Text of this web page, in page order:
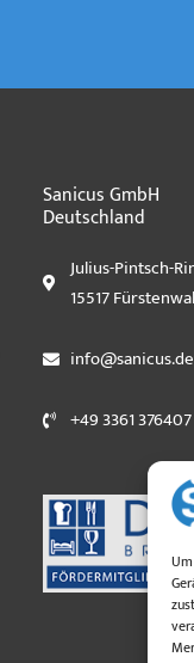
Sanicus GmbH
Deutschland
Julius-Pintsch-
15517
info@sanicus.de
+49 3361